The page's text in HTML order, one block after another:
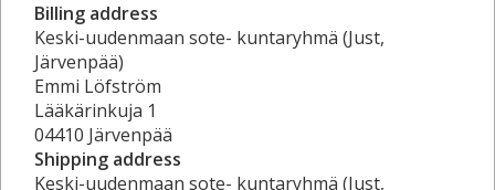
Billing address
Keski-uudenmaan sote- kuntaryhmä (Just,
Järvenpää)
Emmi Löfström
Lääkärinkuja 1
04410 Järvenpää
Shipping address
Keski-uudenmaan sote- kuntaryhmä (Just,